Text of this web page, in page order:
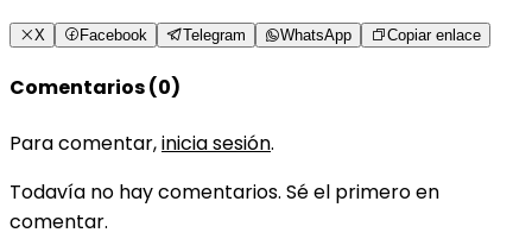
X Facebook Telegram WhatsApp Copiar enlace
Comentarios (0)
Para comentar,inicia sesión.
Todavía no hay comentarios. Sé el primero en
comentar.